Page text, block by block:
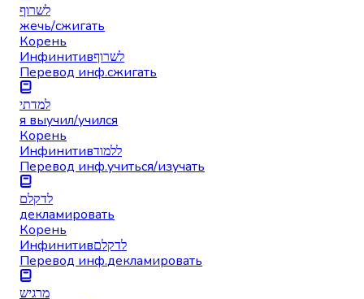
לשרוף
жечь/сжигать
Корень
Инфинитивלשרוף
Перевод инф.сжигать
למדתי
я выучил/учился
Корень
Инфинитивללמוד
Перевод инф.учиться/изучать
לדקלם
декламировать
Корень
Инфинитивלדקלם
Перевод инф.декламировать
מרגיש